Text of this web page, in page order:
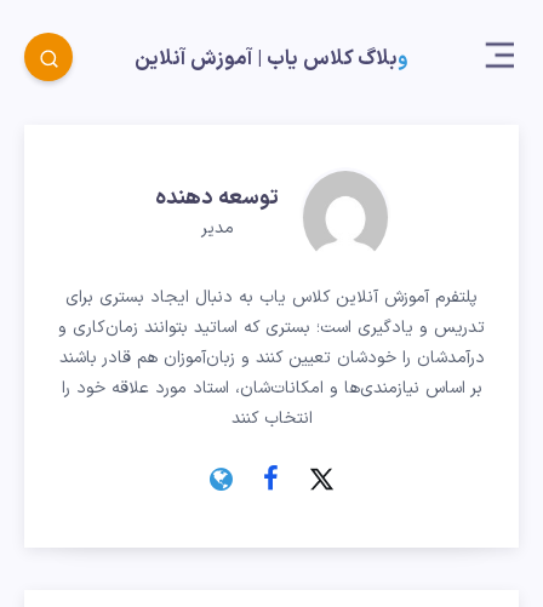
وبلاگ کلاس یاب |‌ آموزش آنلاین
توسعه دهنده
مدیر
پلتفرم آموزش آنلاین کلاس یاب به دنبال ایجاد بستری برای
تدریس و یادگیری است؛ بستری که اساتید بتوانند زمان‌کاری و
درآمدشان را خودشان تعیین کنند و زبان‌آموزان هم قادر باشند
بر اساس نیازمندی‌ها و امکانات‌شان، استاد مورد علاقه خود را
انتخاب کنند